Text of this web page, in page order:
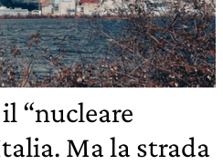
“nucleare
Ma la strada